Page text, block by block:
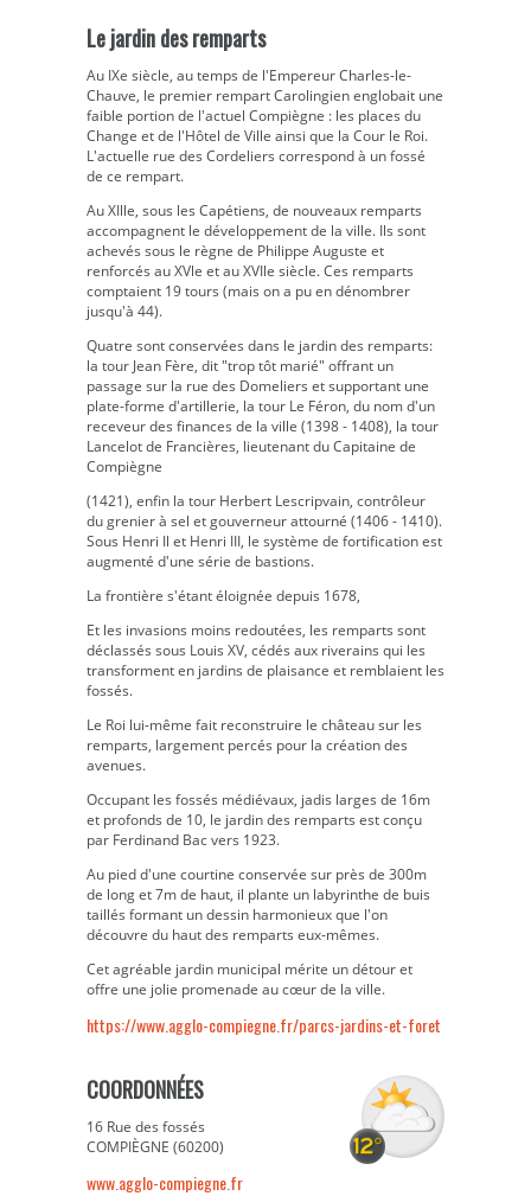
Le jardin des remparts
Au IXe siècle, au temps de l'Empereur Charles-le-
Chauve, le premier rempart Carolingien englobait une
faible portion de l'actuel Compiègne : les places du
Change et de l'Hôtel de Ville ainsi que la Cour le Roi.
L'actuelle rue des Cordeliers correspond à un fossé
de ce rempart.
Au XIlle, sous les Capétiens, de nouveaux remparts
accompagnent le développement de la ville. Ils sont
achevés sous le règne de Philippe Auguste et
renforcés au XVle et au XVIle siècle. Ces remparts
comptaient 19 tours (mais on a pu en dénombrer
jusqu'à 44).
Quatre sont conservées dans le jardin des remparts:
la tour Jean Fère, dit "trop tôt marié" offrant un
passage sur la rue des Domeliers et supportant une
plate-forme d'artillerie, la tour Le Féron, du nom d'un
receveur des finances de la ville (1398 - 1408), la tour
Lancelot de Francières, lieutenant du Capitaine de
Compiègne
(1421), enfin la tour Herbert Lescripvain, contrôleur
du grenier à sel et gouverneur attourné (1406 - 1410).
Sous Henri Il et Henri III, le système de fortification est
augmenté d'une série de bastions.
La frontière s'étant éloignée depuis 1678,
Et les invasions moins redoutées, les remparts sont
déclassés sous Louis XV, cédés aux riverains qui les
transforment en jardins de plaisance et remblaient les
fossés.
Le Roi lui-même fait reconstruire le château sur les
remparts, largement percés pour la création des
avenues.
Occupant les fossés médiévaux, jadis larges de 16m
et profonds de 10, le jardin des remparts est conçu
par Ferdinand Bac vers 1923.
Au pied d'une courtine conservée sur près de 300m
de long et 7m de haut, il plante un labyrinthe de buis
taillés formant un dessin harmonieux que l'on
découvre du haut des remparts eux-mêmes.
Cet agréable jardin municipal mérite un détour et
offre une jolie promenade au cœur de la ville.
https://www.agglo-compiegne.fr/parcs-jardins-et-foret
COORDONNÉES
16 Rue des fossés
COMPIÈGNE (60200)
www.agglo-compiegne.fr